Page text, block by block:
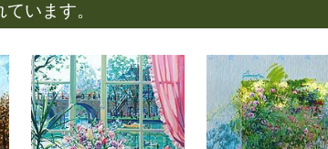
います。